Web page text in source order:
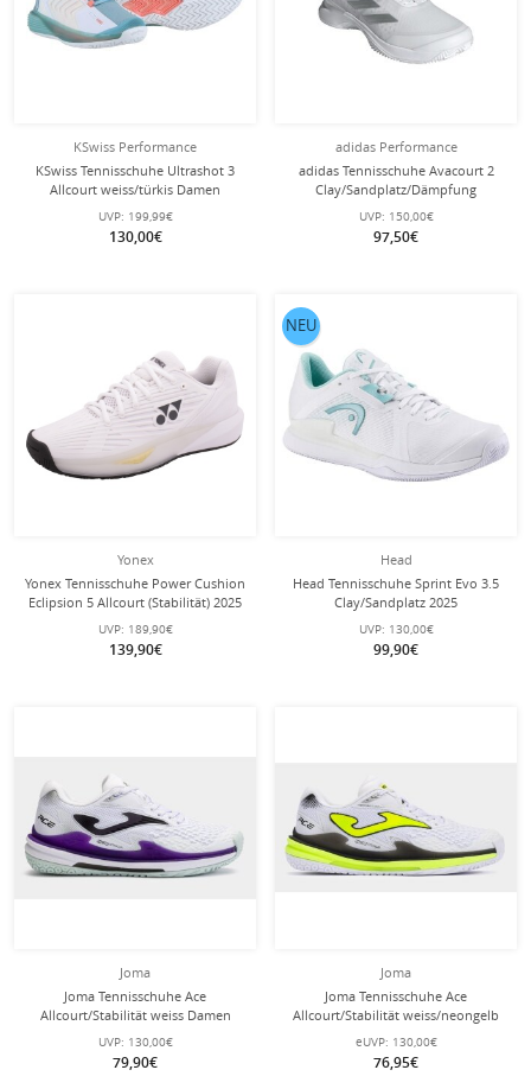
KSwiss Performance
KSwiss Tennisschuhe Ultrashot 3
Allcourt weiss/türkis Damen
UVP: 199,99€
130,00€
adidas Performance
adidas Tennisschuhe Avacourt 2
Clay/Sandplatz/Dämpfung
silber/weiss Damen
UVP: 150,00€
97,50€
Yonex
Yonex Tennisschuhe Power Cushion
Eclipsion 5 Allcourt (Stabilität) 2025
weiss Herren
UVP: 189,90€
139,90€
Head
Head Tennisschuhe Sprint Evo 3.5
Clay/Sandplatz 2025
weiss/türkisblau Damen
UVP: 130,00€
99,90€
NEU
Joma
Joma Tennisschuhe Ace
Allcourt/Stabilität weiss Damen
UVP: 130,00€
79,90€
Joma
Joma Tennisschuhe Ace
Allcourt/Stabilität weiss/neongelb
Herren
eUVP: 130,00€
76,95€